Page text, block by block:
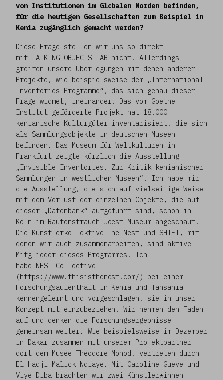
von Institutionen im Globalen Norden befinden,
für die heutigen Gesellschaften zum Beispiel in
Kenia zugänglich gemacht werden?
Diese Frage stellen wir uns so direkt
mit TALKING OBJECTS LAB nicht. Allerdings
greifen unsere Überlegungen mit denen anderer
Projekte, wie beispielsweise dem „International
Inventories Programme“, das sich genau dieser
Frage widmet, ineinander. Das vom Goethe
Institut geförderte Projekt hat 18.000
kenianische Kulturgüter inventarisiert, die sich
als Sammlungsobjekte in deutschen Museen
befinden. Das Museum für Weltkulturen in
Frankfurt zeigte kürzlich die Ausstellung
„Invisible Inventories. Zur Kritik kenianischer
Sammlungen in westlichen Museen“. Ich habe mir
die Ausstellung, die sich auf vielseitige Weise
mit dem Verlust der einzelnen Objekte, die auf
dieser „Datenbank“ aufgeführt sind, schon in
Köln im Rautenstrauch-Joest-Museum angeschaut.
Die Künstlerkollektive The Nest und SHIFT, mit
denen wir auch zusammenarbeiten, sind aktive
Mitglieder dieses Programmes. Ich
habe NEST Collective
(https://www.thisisthenest.com/) bei einem
Forschungsaufenthalt in Kenia und Tansania
kennengelernt und vorgeschlagen, sie in unser
Konzept mit einzubeziehen. Wir nehmen den Faden
auf und denken die Forschungsergebnisse
gemeinsam weiter. Wie beispielsweise im Dezember
in Dakar zusammen mit unserem Projektpartner
dort dem Musée Théodore Monod, vertreten durch
El Hadji Malick Ndiaye. Mit Caroline Gueye und
Viyé Diba brachten wir zwei Künstler*innen